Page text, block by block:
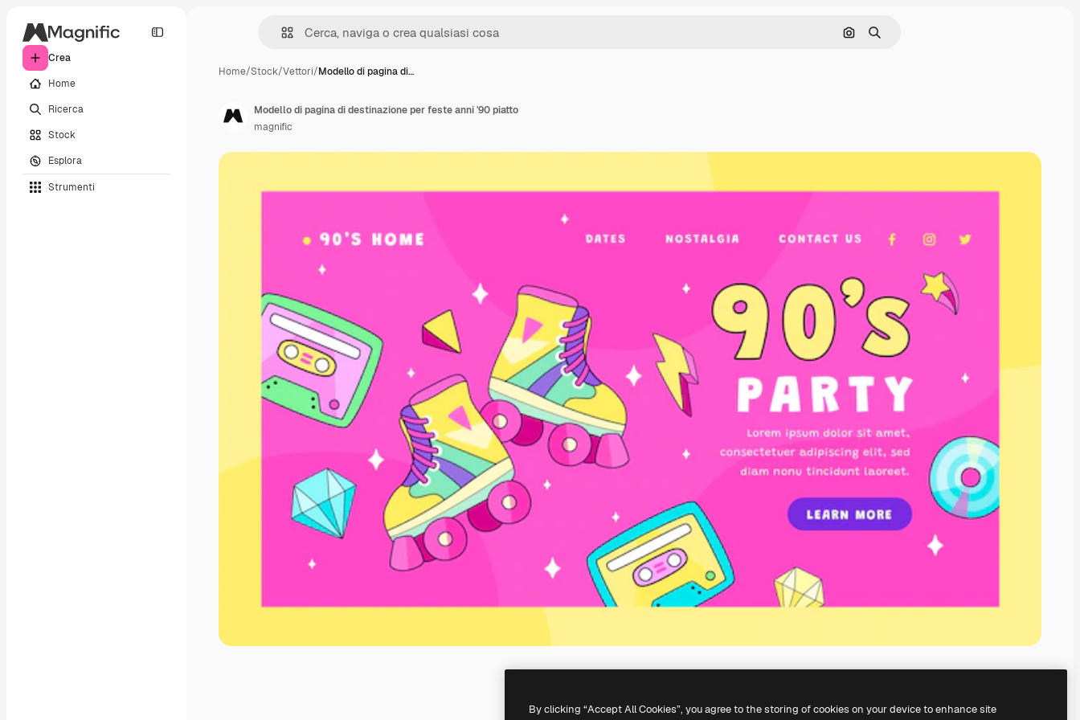
Crea
Home
Ricerca
Stock
Esplora
Strumenti
Cerca per immagine
Ricerca
Home/Stock/Vettori/Modello di pagina di…
Modello di pagina di destinazione per feste anni '90 piatto
magnific
By clicking “Accept All Cookies”, you agree to the storing of cookies on your device to enhance site